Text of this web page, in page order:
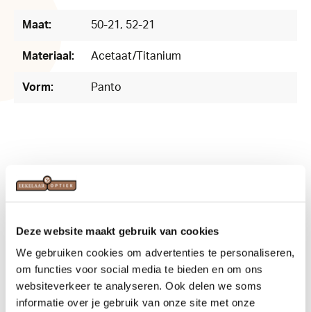
Deze website maakt gebruik van cookies
We gebruiken cookies om advertenties te personaliseren,
om functies voor social media te bieden en om ons
websiteverkeer te analyseren. Ook delen we soms
informatie over je gebruik van onze site met onze
Maat: 50-21 , 52-21
Materiaal: Acetaat/Titanium
Vorm: Panto
Related products